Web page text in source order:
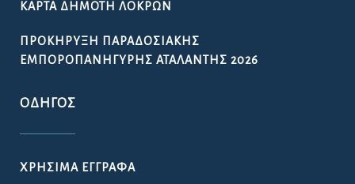
ΚΆΡΤΑ ΔΗΜΌΤΗ ΛΟΚΡΏΝ
ΠΡΟΚΉΡΥΞΗ ΠΑΡΑΔΟΣΙΑΚΉΣ
ΕΜΠΟΡΟΠΑΝΉΓΥΡΗΣ ΑΤΑΛΆΝΤΗΣ 2026
ΟΔΗΓΌΣ
ΧΡΉΣΙΜΑ ΈΓΓΡΑΦΑ